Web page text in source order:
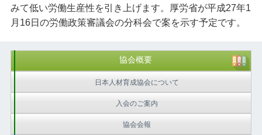
みて低い労働生産性を引き上げます。厚労省が平成27年1
月16日の労働政策審議会の分科会で案を示す予定です。
協会概要
日本人材育成協会について
入会のご案内
協会会報